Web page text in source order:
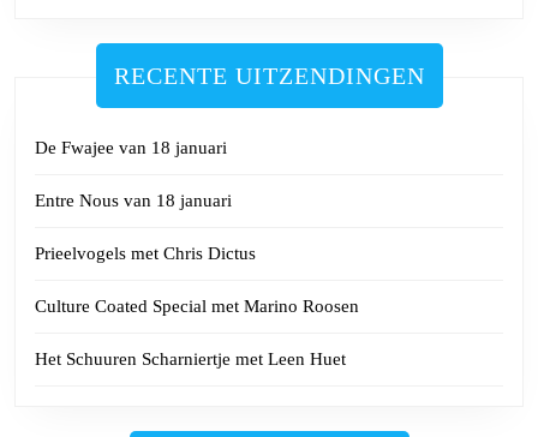
en
Joke
Knockaert
RECENTE UITZENDINGEN
De Fwajee van 18 januari
Entre Nous van 18 januari
Prieelvogels met Chris Dictus
Culture Coated Special met Marino Roosen
Het Schuuren Scharniertje met Leen Huet